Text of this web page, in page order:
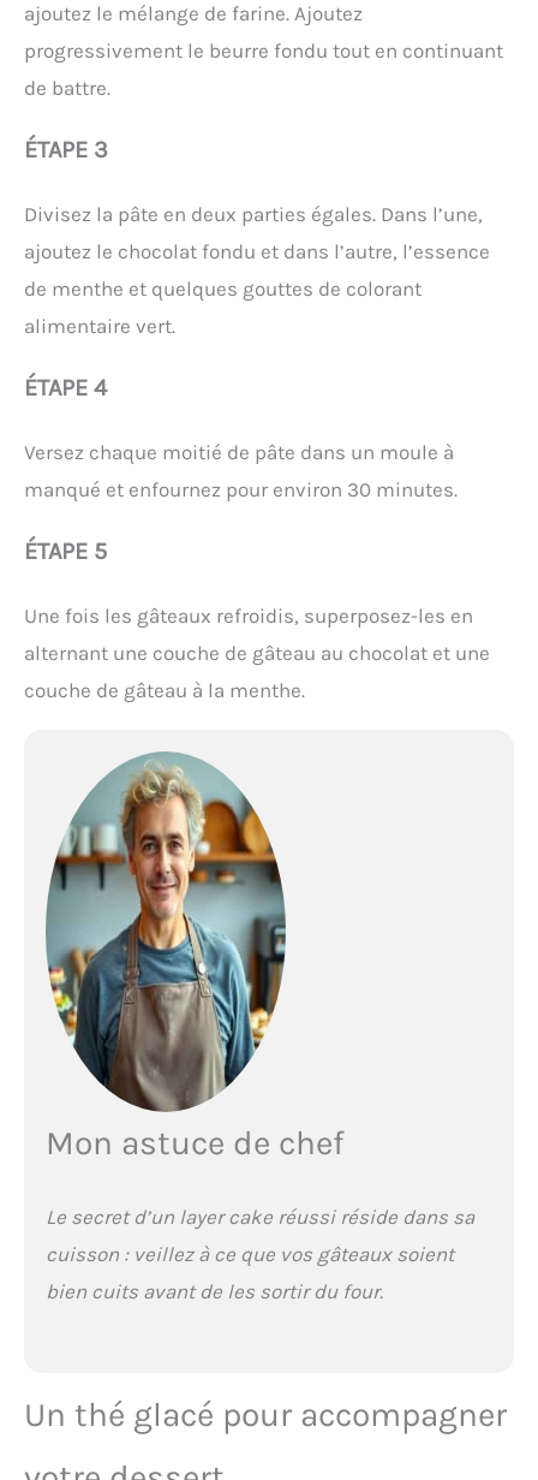
ajoutez le mélange de farine. Ajoutez
progressivement le beurre fondu tout en continuant
de battre.
ÉTAPE 3
Divisez la pâte en deux parties égales. Dans l’une,
ajoutez le chocolat fondu et dans l’autre, l’essence
de menthe et quelques gouttes de colorant
alimentaire vert.
ÉTAPE 4
Versez chaque moitié de pâte dans un moule à
manqué et enfournez pour environ 30 minutes.
ÉTAPE 5
Une fois les gâteaux refroidis, superposez-les en
alternant une couche de gâteau au chocolat et une
couche de gâteau à la menthe.
Mon astuce de chef
Le secret d’un layer cake réussi réside dans sa
cuisson : veillez à ce que vos gâteaux soient
bien cuits avant de les sortir du four.
Un thé glacé pour accompagner